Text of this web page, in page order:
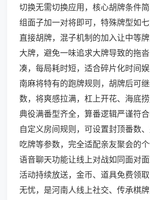
切换无需切换应用，核心胡牌条件
组面子加一对将即可，特殊牌型如
直接胡牌，混子机制的加入让中等
大牌，避免一味追求大牌导致的拖
凑，每局耗时短，适合碎片化时间
南麻将特有的跑牌规则，胡牌后可
数，将爽感拉满，杠上开花、海底
典役满番型齐全，算番逻辑严谨符
自定义房间规则，可设置封顶番数
吃牌等参数，完全适配亲友聚会的
语音聊天功能让线上对战如同面对
活动持续放送，金币、道具免费领
无忧，是河南人线上社交、传承棋